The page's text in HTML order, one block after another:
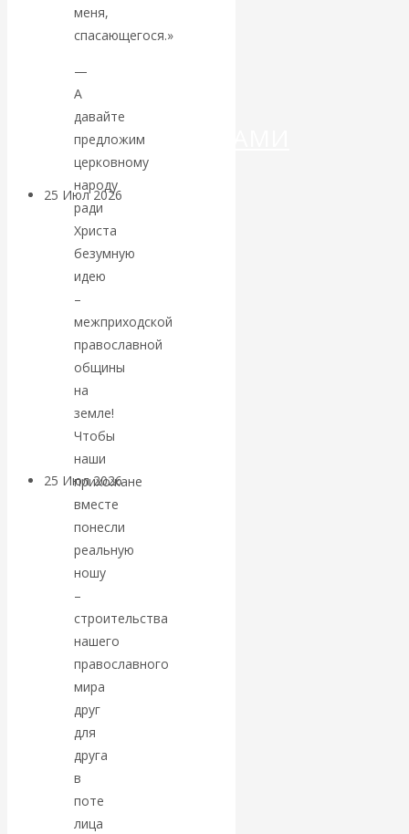
ДЕНЕГ»: КИТАЙ
ВЕДЁТ БОРЬБУ
КРИПТОВАЛЮТАМИ
25 Июл 2026
Валентин
КАтасонов.
Может ли
Америка
покинуть НАТО?
25 Июл 2026Комментарии,
интервью и беседы
«Об этом
молчат»:
экономист
Валентин
Катасонов
считает, что
кризис в
меня,
спасающегося.»
—
А
давайте
предложим
церковному
народу
ради
Христа
безумную
идею
–
межприходской
православной
общины
на
земле!
Чтобы
наши
прихожане
вместе
понесли
реальную
ношу
–
строительства
нашего
православного
мира
друг
для
друга
в
поте
лица